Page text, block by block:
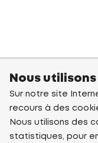
Nous
Sur notre site
recours à des
Nous utilisons des
statistiques, pour